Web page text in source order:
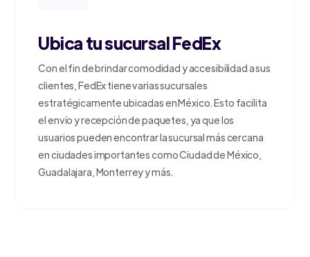
Ubica tu sucursal FedEx
Con el fin de brindar comodidad y accesibilidad a sus
clientes, FedEx tiene varias sucursales
estratégicamente ubicadas en México. Esto facilita
el envío y recepción de paquetes, ya que los
usuarios pueden encontrar la sucursal más cercana
en ciudades importantes como Ciudad de México,
Guadalajara, Monterrey y más.